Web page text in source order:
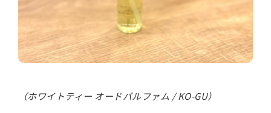
（ホワイトティー オードパルファム / KO-GU）